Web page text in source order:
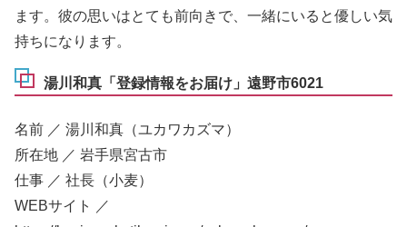
ます。彼の思いはとても前向きで、一緒にいると優しい気
持ちになります。
湯川和真「登録情報をお届け」遠野市6021
名前 ／ 湯川和真（ユカワカズマ）
所在地 ／ 岩手県宮古市
仕事 ／ 社長（小麦）
WEBサイト ／